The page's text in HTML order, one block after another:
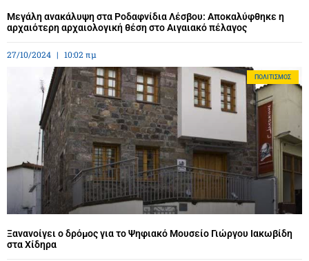
Μεγάλη ανακάλυψη στα Ροδαφνίδια Λέσβου: Αποκαλύφθηκε η
αρχαιότερη αρχαιολογική θέση στο Αιγαιακό πέλαγος
27/10/2024 10:02 πμ
ΠΟΛΙΤΙΣΜΌΣ
Ξανανοίγει ο δρόμος για το Ψηφιακό Μουσείο Γιώργου Ιακωβίδη
στα Χίδηρα